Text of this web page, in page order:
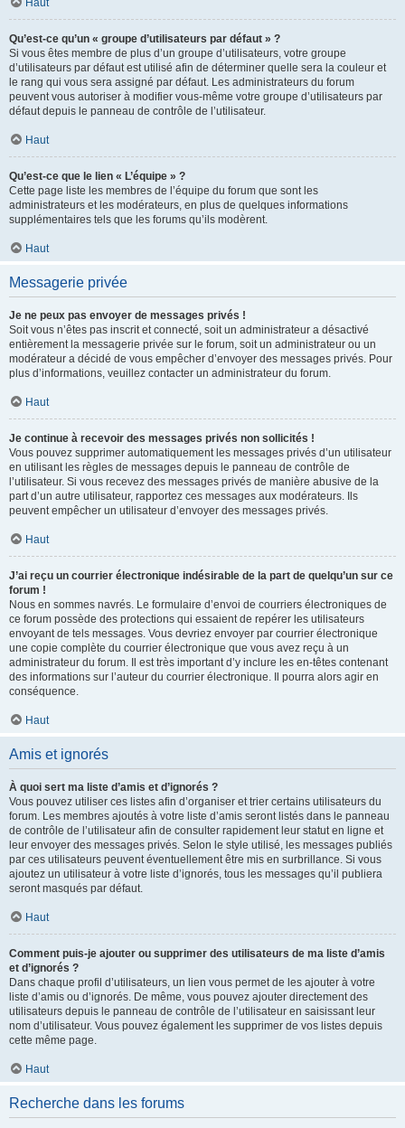
Haut
Qu’est-ce qu’un « groupe d’utilisateurs par défaut » ?
Si vous êtes membre de plus d’un groupe d’utilisateurs, votre groupe
d’utilisateurs par défaut est utilisé afin de déterminer quelle sera la couleur et
le rang qui vous sera assigné par défaut. Les administrateurs du forum
peuvent vous autoriser à modifier vous-même votre groupe d’utilisateurs par
défaut depuis le panneau de contrôle de l’utilisateur.
Haut
Qu’est-ce que le lien « L’équipe » ?
Cette page liste les membres de l’équipe du forum que sont les
administrateurs et les modérateurs, en plus de quelques informations
supplémentaires tels que les forums qu’ils modèrent.
Haut
Messagerie privée
Je ne peux pas envoyer de messages privés !
Soit vous n’êtes pas inscrit et connecté, soit un administrateur a désactivé
entièrement la messagerie privée sur le forum, soit un administrateur ou un
modérateur a décidé de vous empêcher d’envoyer des messages privés. Pour
plus d’informations, veuillez contacter un administrateur du forum.
Haut
Je continue à recevoir des messages privés non sollicités !
Vous pouvez supprimer automatiquement les messages privés d’un utilisateur
en utilisant les règles de messages depuis le panneau de contrôle de
l’utilisateur. Si vous recevez des messages privés de manière abusive de la
part d’un autre utilisateur, rapportez ces messages aux modérateurs. Ils
peuvent empêcher un utilisateur d’envoyer des messages privés.
Haut
J’ai reçu un courrier électronique indésirable de la part de quelqu’un sur ce
forum !
Nous en sommes navrés. Le formulaire d’envoi de courriers électroniques de
ce forum possède des protections qui essaient de repérer les utilisateurs
envoyant de tels messages. Vous devriez envoyer par courrier électronique
une copie complète du courrier électronique que vous avez reçu à un
administrateur du forum. Il est très important d’y inclure les en-têtes contenant
des informations sur l’auteur du courrier électronique. Il pourra alors agir en
conséquence.
Haut
Amis et ignorés
À quoi sert ma liste d’amis et d’ignorés ?
Vous pouvez utiliser ces listes afin d’organiser et trier certains utilisateurs du
forum. Les membres ajoutés à votre liste d’amis seront listés dans le panneau
de contrôle de l’utilisateur afin de consulter rapidement leur statut en ligne et
leur envoyer des messages privés. Selon le style utilisé, les messages publiés
par ces utilisateurs peuvent éventuellement être mis en surbrillance. Si vous
ajoutez un utilisateur à votre liste d’ignorés, tous les messages qu’il publiera
seront masqués par défaut.
Haut
Comment puis-je ajouter ou supprimer des utilisateurs de ma liste d’amis
et d’ignorés ?
Dans chaque profil d’utilisateurs, un lien vous permet de les ajouter à votre
liste d’amis ou d’ignorés. De même, vous pouvez ajouter directement des
utilisateurs depuis le panneau de contrôle de l’utilisateur en saisissant leur
nom d’utilisateur. Vous pouvez également les supprimer de vos listes depuis
cette même page.
Haut
Recherche dans les forums